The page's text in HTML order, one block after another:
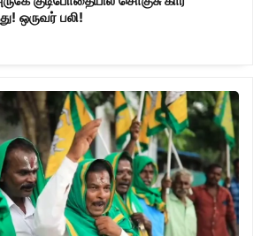
ஒருவர் பலி!